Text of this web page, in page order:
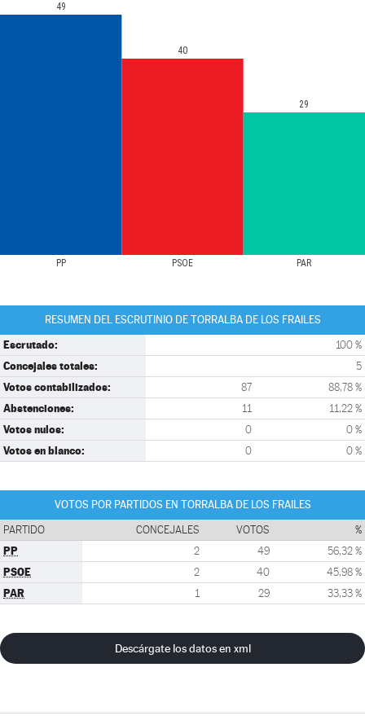
PP PSOE PAR
49
40
29
RESUMEN DEL ESCRUTINIO DE TORRALBA DE LOS FRAILES
Escrutado: 100 %
Concejales totales: 5
Votos contabilizados: 87 88,78 %
Abstenciones: 11 11,22 %
Votos nulos: 0 0 %
Votos en blanco: 0 0 %
VOTOS POR PARTIDOS EN TORRALBA DE LOS FRAILES
PARTIDO CONCEJALES VOTOS %
PP 2 49 56,32 %
PSOE 2 40 45,98 %
PAR 1 29 33,33 %
Descárgate los datos en xml